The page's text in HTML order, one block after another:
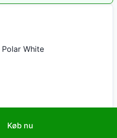
White
Køb nu